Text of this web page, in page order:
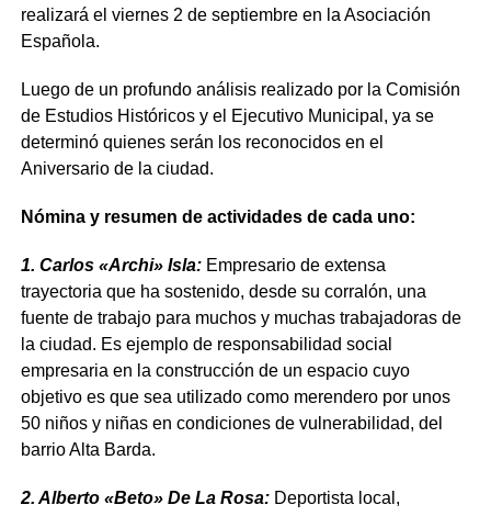
realizará el viernes 2 de septiembre en la Asociación
Española.
Luego de un profundo análisis realizado por la Comisión
de Estudios Históricos y el Ejecutivo Municipal, ya se
determinó quienes serán los reconocidos en el
Aniversario de la ciudad.
Nómina y resumen de actividades de cada uno:
1. Carlos «Archi» Isla:Empresario de extensa
trayectoria que ha sostenido, desde su corralón, una
fuente de trabajo para muchos y muchas trabajadoras de
la ciudad. Es ejemplo de responsabilidad social
empresaria en la construcción de un espacio cuyo
objetivo es que sea utilizado como merendero por unos
50 niños y niñas en condiciones de vulnerabilidad, del
barrio Alta Barda.
2. Alberto «Beto» De La Rosa:Deportista local,